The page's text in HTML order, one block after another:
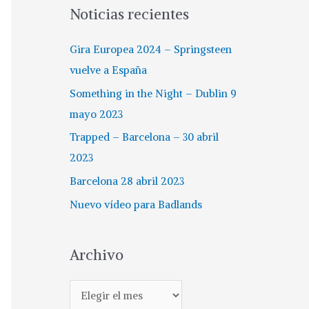
Noticias recientes
Gira Europea 2024 – Springsteen
vuelve a España
Something in the Night – Dublin 9
mayo 2023
Trapped – Barcelona – 30 abril
2023
Barcelona 28 abril 2023
Nuevo vídeo para Badlands
Archivo